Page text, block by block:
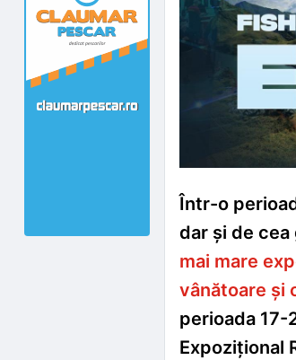
Într-o
dar și de
mai mare
vânătoare și
perioada 17-
Expozițional